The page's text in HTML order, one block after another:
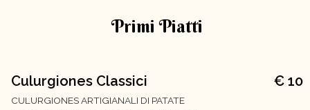
Primi Piatti
Culurgiones Classici
CULURGIONES ARTIGIANALI DI PATATE
€ 10